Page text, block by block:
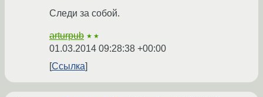
Следи за собой.
arturpub ★★
01.03.2014 09:28:38 +00:00
Ссылка